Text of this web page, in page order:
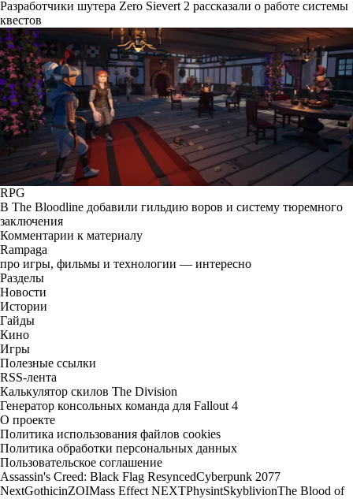
Разработчики шутера Zero Sievert 2 рассказали о работе системы
квестов
RPG
В The Bloodline добавили гильдию воров и систему тюремного
заключения
Комментарии к материалу
Rampaga
про игры, фильмы и технологии — интересно
Разделы
Новости
Истории
Гайды
Кино
Игры
Полезные ссылки
RSS-лента
Калькулятор скилов The Division
Генератор консольных команда для Fallout 4
О проекте
Политика использования файлов cookies
Политика обработки персональных данных
Пользовательское соглашение
Assassin's Creed: Black Flag ResyncedCyberpunk 2077
NextGothicinZOIMass Effect NEXTPhysintSkyblivionThe Blood of